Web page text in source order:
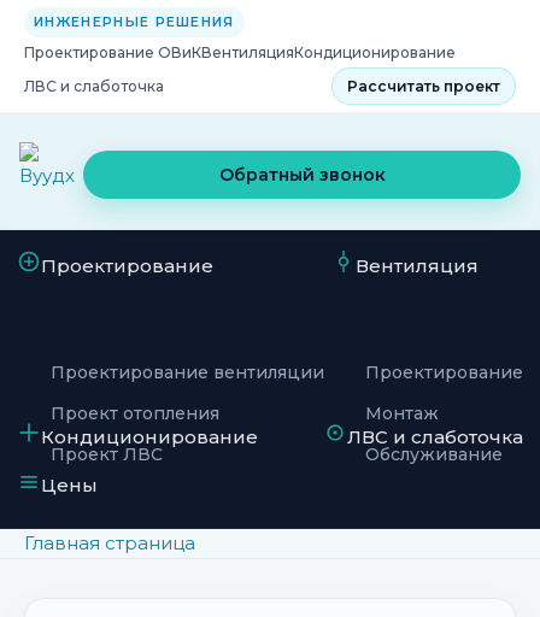
ИНЖЕНЕРНЫЕ РЕШЕНИЯ
Проектирование ОВиКВентиляцияКондиционирование
ЛВС и слаботочка
Рассчитать проект
Обратный звонок
Проектирование
Проектирование вентиляции
Проект отопления
Проект ЛВС
Вентиляция
Проектирование
Монтаж
Обслуживание
Кондиционирование ЛВС и слаботочка
Цены
Главная страница